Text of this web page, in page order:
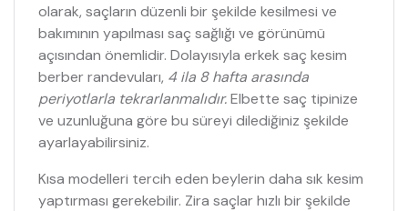
olarak, saçların düzenli bir şekilde kesilmesi ve
bakımının yapılması saç sağlığı ve görünümü
açısından önemlidir. Dolayısıyla erkek saç kesim
berber randevuları, 4 ila 8 hafta arasında
periyotlarla tekrarlanmalıdır.Elbette saç tipinize
ve uzunluğuna göre bu süreyi dilediğiniz şekilde
ayarlayabilirsiniz.
Kısa modelleri tercih eden beylerin daha sık kesim
yaptırması gerekebilir. Zira saçlar hızlı bir şekilde